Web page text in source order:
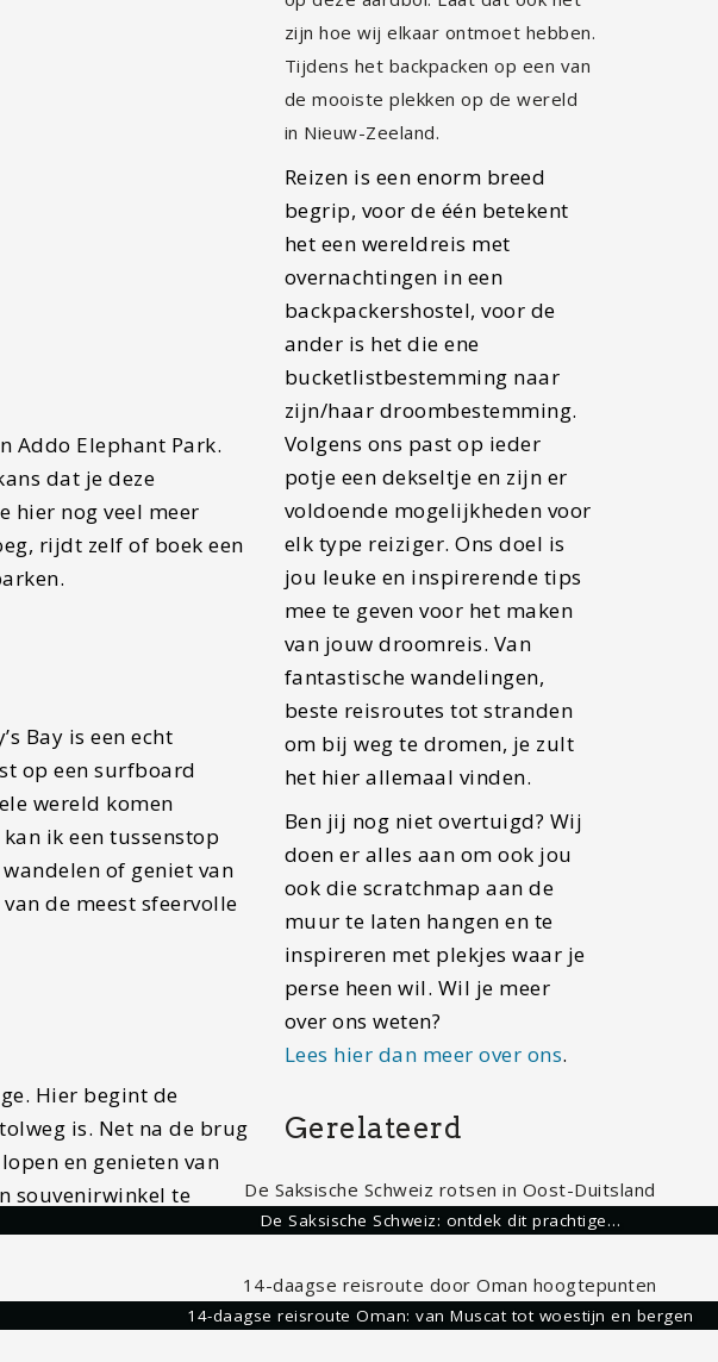
Addo Elephant Park.
dat je deze
hier nog veel meer
rijdt zelf of boek een
Bay is een echt
op een surfboard
wereld komen
ik een tussenstop
of geniet van
de meest sfeervolle
Hier begint de
is. Net na de brug
en genieten van
souvenirwinkel te
zijn hoe wij elkaar ontmoet hebben.
Tijdens het backpacken op een van
de mooiste plekken op de wereld
in Nieuw-Zeeland.
Reizen is een enorm breed
begrip, voor de één betekent
het een wereldreis met
overnachtingen in een
backpackershostel, voor de
ander is het die ene
bucketlistbestemming naar
zijn/haar droombestemming.
Volgens ons past op ieder
potje een dekseltje en zijn er
voldoende mogelijkheden voor
elk type reiziger. Ons doel is
jou leuke en inspirerende tips
mee te geven voor het maken
van jouw droomreis. Van
fantastische wandelingen,
beste reisroutes tot stranden
om bij weg te dromen, je zult
het hier allemaal vinden.
Ben jij nog niet overtuigd? Wij
doen er alles aan om ook jou
ook die scratchmap aan de
muur te laten hangen en te
inspireren met plekjes waar je
perse heen wil. Wil je meer
over ons weten?
Lees hier dan meer over ons.
Gerelateerd
De Saksische Schweiz: ontdek dit prachtige…
14-daagse reisroute Oman: van Muscat tot woestijn en bergen